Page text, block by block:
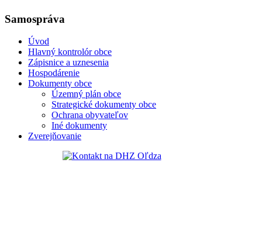
Samospráva
Úvod
Hlavný kontrolór obce
Zápisnice a uznesenia
Hospodárenie
Dokumenty obce
Územný plán obce
Strategické dokumenty obce
Ochrana obyvateľov
Iné dokumenty
Zverejňovanie